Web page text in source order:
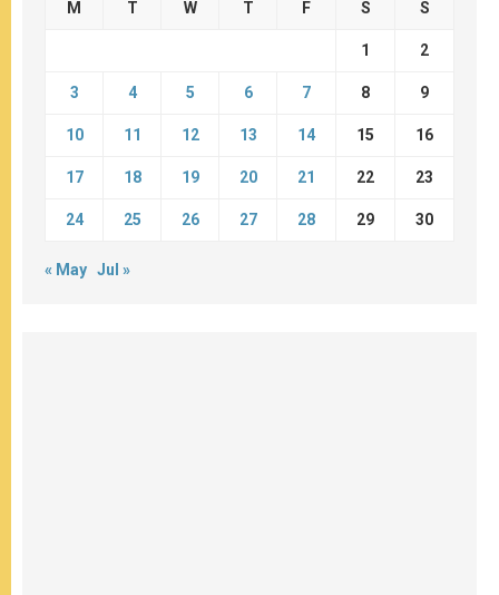
M T W T F S S
1 2
3 4 5 6 7 8 9
10 11 12 13 14 15 16
17 18 19 20 21 22 23
24 25 26 27 28 29 30
« May Jul »